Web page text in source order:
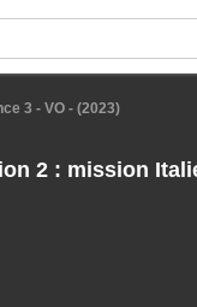
3 - VO - (2023)
2 : mission